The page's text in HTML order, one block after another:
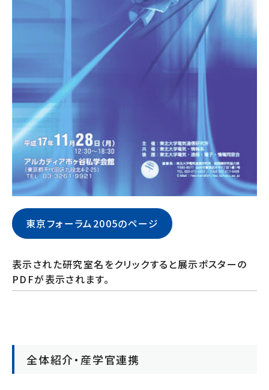
東京フォーラム2005のページ
表示された研究室名をクリックすると展示ポスターの
PDFが表示されます。
全体紹介・産学官連携